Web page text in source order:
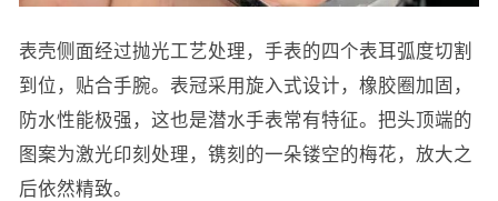
表壳侧面经过抛光工艺处理，手表的四个表耳弧度切割
到位，贴合手腕。表冠采用旋入式设计，橡胶圈加固，
防水性能极强，这也是潜水手表常有特征。把头顶端的
图案为激光印刻处理，镌刻的一朵镂空的梅花，放大之
后依然精致。